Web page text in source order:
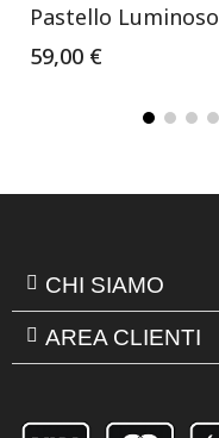
Pastello Luminoso
59,00 €
CHI SIAMO
AREA CLIENTI